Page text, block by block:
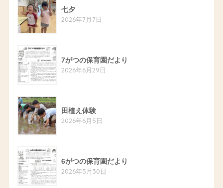
七夕
2026年7月7日
7がつの保育園だより
2026年6月29日
田植え体験
2026年6月5日
6がつの保育園だより
2026年5月30日